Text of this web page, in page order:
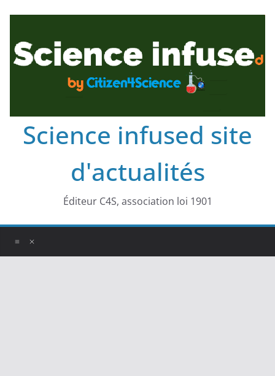
Science infused site
d'actualités
Éditeur C4S, association loi 1901